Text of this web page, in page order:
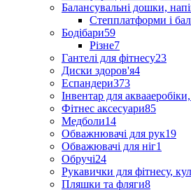
Балансувальні дошки,
Степплатформи і
Бодібари59
Різне7
Гантелі для фітнесу23
Диски здоров'я4
Еспандери373
Інвентар для
Фітнес аксесуари85
Медболи14
Обважнювачі для рук19
Обважювачі для ніг1
Обручі24
Рукавички для фітнесу,
Пляшки та фляги8